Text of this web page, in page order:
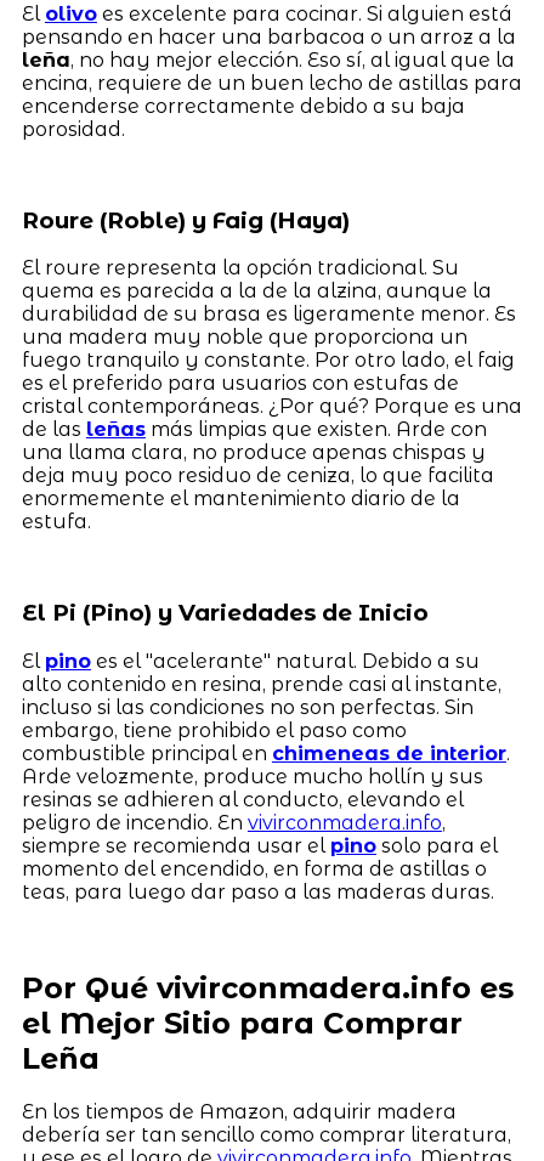
El olivoes excelente para cocinar. Si alguien está
pensando en hacer una barbacoa o un arroz a la
leña, no hay mejor elección. Eso sí, al igual que la
encina, requiere de un buen lecho de astillas para
encenderse correctamente debido a su baja
porosidad.
Roure (Roble) y Faig (Haya)
El roure representa la opción tradicional. Su
quema es parecida a la de la alzina, aunque la
durabilidad de su brasa es ligeramente menor. Es
una madera muy noble que proporciona un
fuego tranquilo y constante. Por otro lado, el faig
es el preferido para usuarios con estufas de
cristal contemporáneas. ¿Por qué? Porque es una
de las leñasmás limpias que existen. Arde con
una llama clara, no produce apenas chispas y
deja muy poco residuo de ceniza, lo que facilita
enormemente el mantenimiento diario de la
estufa.
El Pi (Pino) y Variedades de Inicio
El pinoes el "acelerante" natural. Debido a su
alto contenido en resina, prende casi al instante,
incluso si las condiciones no son perfectas. Sin
embargo, tiene prohibido el paso como
combustible principal en chimeneas de interior.
Arde velozmente, produce mucho hollín y sus
resinas se adhieren al conducto, elevando el
peligro de incendio. En vivirconmadera.info,
siempre se recomienda usar el pinosolo para el
momento del encendido, en forma de astillas o
teas, para luego dar paso a las maderas duras.
Por Qué vivirconmadera.info es
el Mejor Sitio para Comprar
Leña
En los tiempos de Amazon, adquirir madera
debería ser tan sencillo como comprar literatura,